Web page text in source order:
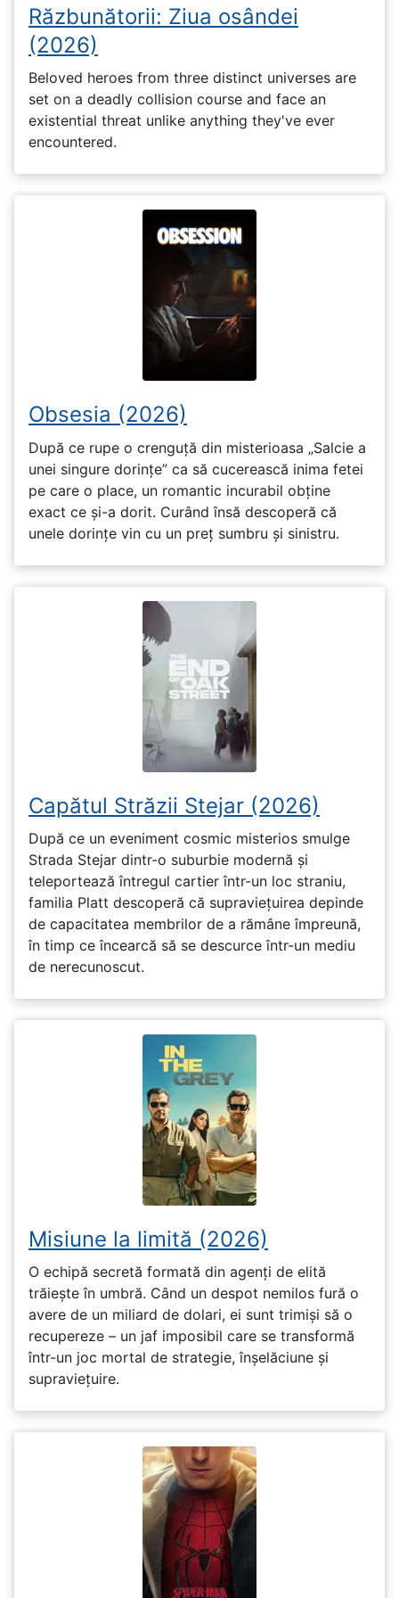
Răzbunătorii: Ziua osândei
(2026)
Beloved heroes from three distinct universes are
set on a deadly collision course and face an
existential threat unlike anything they've ever
encountered.
Obsesia (2026)
După ce rupe o crenguță din misterioasa „Salcie a
unei singure dorințe” ca să cucerească inima fetei
pe care o place, un romantic incurabil obține
exact ce și-a dorit. Curând însă descoperă că
unele dorințe vin cu un preț sumbru și sinistru.
Capătul Străzii Stejar (2026)
După ce un eveniment cosmic misterios smulge
Strada Stejar dintr-o suburbie modernă și
teleportează întregul cartier într-un loc straniu,
familia Platt descoperă că supraviețuirea depinde
de capacitatea membrilor de a rămâne împreună,
în timp ce încearcă să se descurce într-un mediu
de nerecunoscut.
Misiune la limită (2026)
O echipă secretă formată din agenți de elită
trăiește în umbră. Când un despot nemilos fură o
avere de un miliard de dolari, ei sunt trimiși să o
recupereze – un jaf imposibil care se transformă
într-un joc mortal de strategie, înșelăciune și
supraviețuire.